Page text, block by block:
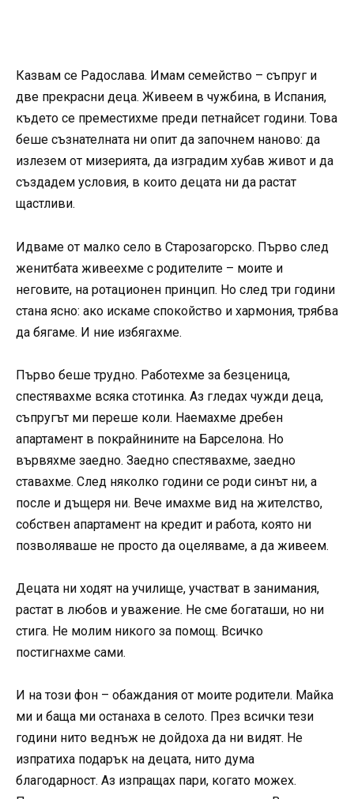
Казвам се Радослава. Имам семейство – съпруг и
две прекрасни деца. Живеем в чужбина, в Испания,
където се преместихме преди петнайсет години. Това
беше съзнателната ни опит да започнем наново: да
излезем от мизерията, да изградим хубав живот и да
създадем условия, в които децата ни да растат
щастливи.
Идваме от малко село в Старозагорско. Първо след
женитбата живеехме с родителите – моите и
неговите, на ротационен принцип. Но след три години
стана ясно: ако искаме спокойство и хармония, трябва
да бягаме. И ние избягахме.
Първо беше трудно. Работехме за безценица,
спестявахме всяка стотинка. Аз гледах чужди деца,
съпругът ми переше коли. Наемахме дребен
апартамент в покрайнините на Барселона. Но
вървяхме заедно. Заедно спестявахме, заедно
ставахме. След няколко години се роди синът ни, а
после и дъщеря ни. Вече имахме вид на жителство,
собствен апартамент на кредит и работа, която ни
позволяваше не просто да оцеляваме, а да живеем.
Децата ни ходят на училище, участват в занимания,
растат в любов и уважение. Не сме богаташи, но ни
стига. Не молим никого за помощ. Всичко
постигнахме сами.
И на този фон – обаждания от моите родители. Майка
ми и баща ми останаха в селото. През всички тези
години нито веднъж не дойдоха да ни видят. Не
изпратиха подарък на децата, нито дума
благодарност. Аз изпращах пари, когато можех.